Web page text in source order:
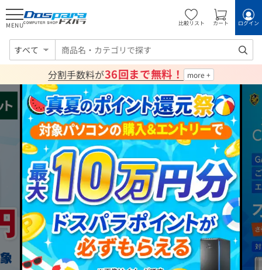
MENU 比較リスト カート ログイン
すべて
分割手数料が36回まで無料！